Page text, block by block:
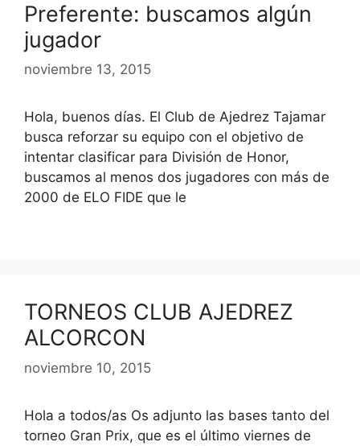
Preferente: buscamos algún
jugador
noviembre 13, 2015
Hola, buenos días. El Club de Ajedrez Tajamar
busca reforzar su equipo con el objetivo de
intentar clasificar para División de Honor,
buscamos al menos dos jugadores con más de
2000 de ELO FIDE que le
TORNEOS CLUB AJEDREZ
ALCORCON
noviembre 10, 2015
Hola a todos/as Os adjunto las bases tanto del
torneo Gran Prix, que es el último viernes de